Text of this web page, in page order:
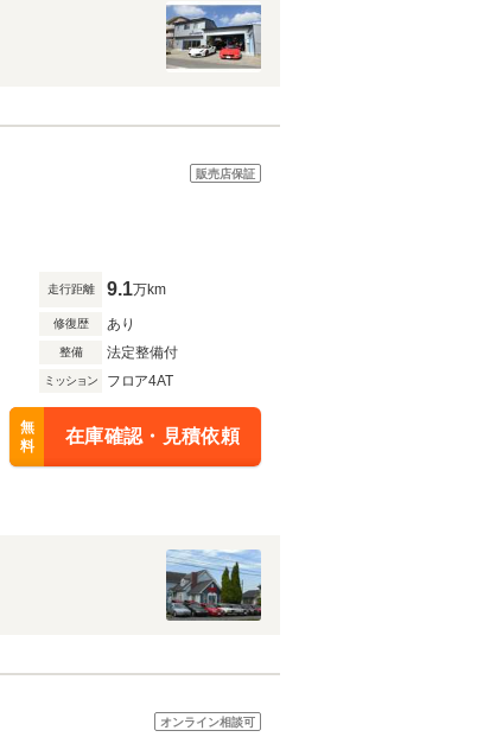
販売店保証
走行距離 9.1万km
修復歴 あり
整備 法定整備付
ミッション フロア4AT
無
料
在庫確認・見積依頼
オンライン相談可